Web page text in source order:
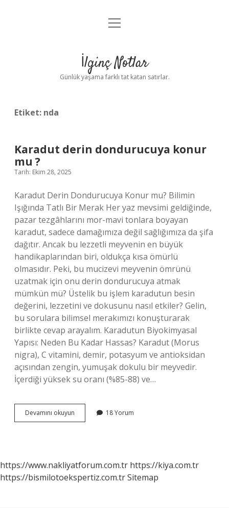
Anasayfa
Yasal Uyarı
menüyü
İlginç Notlar
Günlük yaşama farklı tat katan satırlar.
Etiket: nda
Karadut derin dondurucuya konur
mu ?
Tarih: Ekim 28, 2025
Karadut Derin Dondurucuya Konur mu? Bilimin
Işığında Tatlı Bir Merak Her yaz mevsimi geldiğinde,
pazar tezgâhlarını mor-mavi tonlara boyayan
karadut, sadece damağımıza değil sağlığımıza da şifa
dağıtır. Ancak bu lezzetli meyvenin en büyük
handikaplarından biri, oldukça kısa ömürlü
olmasıdır. Peki, bu mucizevi meyvenin ömrünü
uzatmak için onu derin dondurucuya atmak
mümkün mü? Üstelik bu işlem karadutun besin
değerini, lezzetini ve dokusunu nasıl etkiler? Gelin,
bu sorulara bilimsel merakımızı konuşturarak
birlikte cevap arayalım. Karadutun Biyokimyasal
Yapısı: Neden Bu Kadar Hassas? Karadut (Morus
nigra), C vitamini, demir, potasyum ve antioksidan
açısından zengin, yumuşak dokulu bir meyvedir.
İçerdiği yüksek su oranı (%85-88) ve…
Devamını okuyun Karadut
derin
18 Yorum
https://www.nakliyatforum.com.tr https://kiya.com.tr
https://bismilotoekspertiz.com.trSitemap